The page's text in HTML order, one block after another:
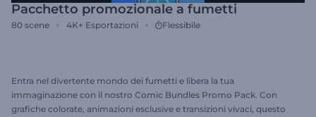
Pacchetto promozionale a fumetti
80 scene 4K+ Esportazioni Flessibile
Entra nel divertente mondo dei fumetti e libera la tua
immaginazione con il nostro Comic Bundles Promo Pack. Con
grafiche colorate, animazioni esclusive e transizioni vivaci, questo